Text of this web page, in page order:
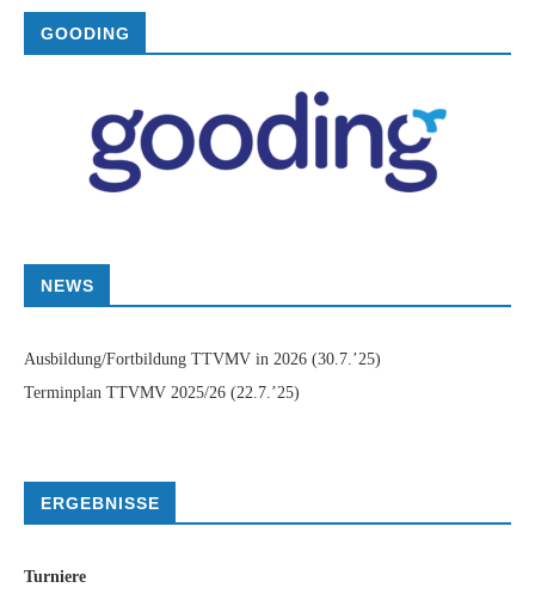
GOODING
NEWS
Ausbildung/Fortbildung TTVMV in 2026 (30.7.’25)
Terminplan TTVMV 2025/26 (22.7.’25)
ERGEBNISSE
Turniere